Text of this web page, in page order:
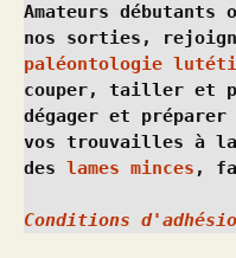
Amateurs
paléontologie
couper, tailler et
dégager et
vos trouvailles à
des lames minces ,
Conditions